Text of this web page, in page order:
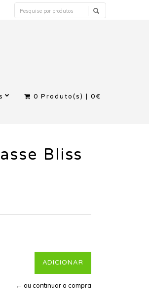
0 Produto(s) |0€
Bliss
← ou continuar a compra